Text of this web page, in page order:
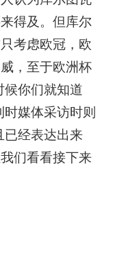
得及。但库尔
考虑欧冠，欧
，至于欧洲杯
候你们就知道
媒体采访时则
已经表达出来
们看看接下来